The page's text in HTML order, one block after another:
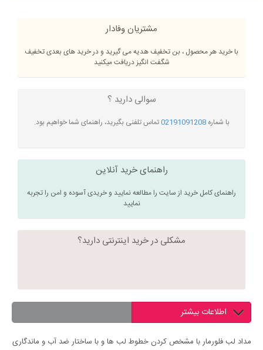
مشتریان وفادار
با خرید هر محصول ، بن تخفیف هدیه می گیرید و در خرید های بعدی تخفیف
شگفت انگیز دریافت میکنید
سوالی دارید ؟
با شماره02191091208تماس تلفنی بگیرید، راهنمای شما خواهیم بود.
راهنمای خرید آنلاین
راهنمای کامل خرید از سایت را مطالعه نمایید و خریدی آسوده و امن را تجربه
نمایید
مشکلی در خرید اینترنتی دارید؟
اطلاعات بیشتر
مداد لب فلورمار با مشخص کردن خطوط لب ها و با ساختار ضد آب و ماندگاری